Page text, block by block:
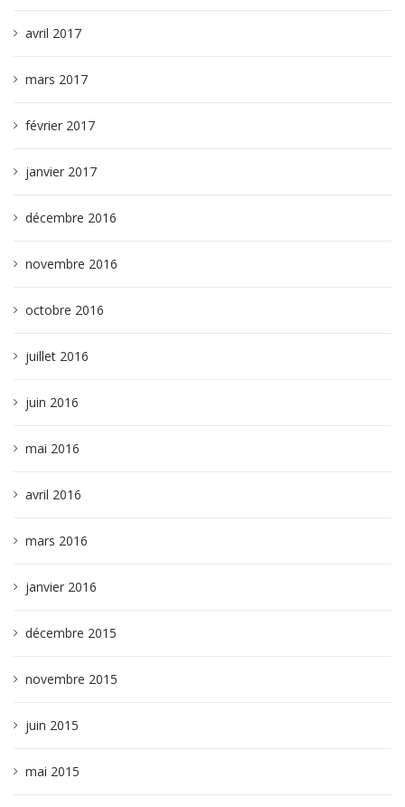
avril 2017
mars 2017
février 2017
janvier 2017
décembre 2016
novembre 2016
octobre 2016
juillet 2016
juin 2016
mai 2016
avril 2016
mars 2016
janvier 2016
décembre 2015
novembre 2015
juin 2015
mai 2015